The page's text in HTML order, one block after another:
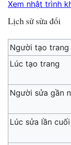
Xem nhật trình
Lịch sử sửa đổi
Người tạo trang
Lúc tạo trang
Người sửa gần
Lúc sửa lần cuối